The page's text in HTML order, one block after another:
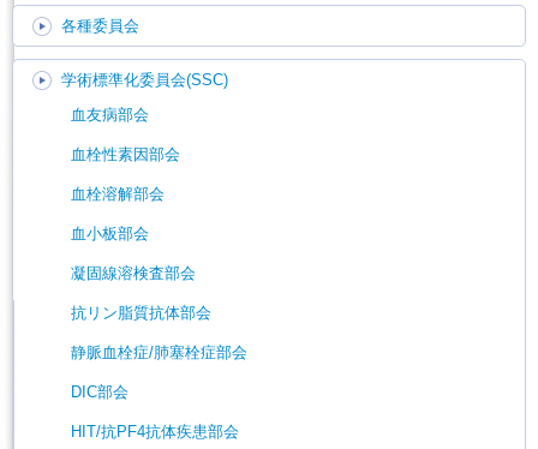
各種委員会
学術標準化委員会(SSC)
血友病部会
血栓性素因部会
血栓溶解部会
血小板部会
凝固線溶検査部会
抗リン脂質抗体部会
静脈血栓症/肺塞栓症部会
DIC部会
HIT/抗PF4抗体疾患部会